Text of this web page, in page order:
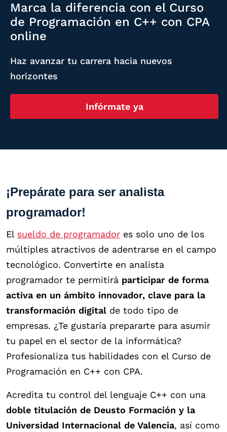
Marca la diferencia con el Curso
de Programación en C++ con CPA
online
Haz avanzar tu carrera hacia nuevos
horizontes
Infórmate ya
¡Prepárate para ser analista
programador!
El sueldo de programador es solo uno de los
múltiples atractivos de adentrarse en el campo
tecnológico. Convertirte en analista
programador te permitirá participar de forma
activa en un ámbito innovador, clave para la
transformación digital de todo tipo de
empresas. ¿Te gustaría prepararte para asumir
tu papel en el sector de la informática?
Profesionaliza tus habilidades con el Curso de
Programación en C++ con CPA.
Acredita tu control del lenguaje C++ con una
doble titulación de Deusto Formación y la
Universidad Internacional de Valencia, así como